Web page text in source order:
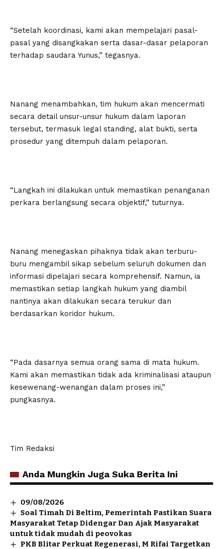
“Setelah koordinasi, kami akan mempelajari pasal-
pasal yang disangkakan serta dasar-dasar pelaporan
terhadap saudara Yunus,” tegasnya.
Nanang menambahkan, tim hukum akan mencermati
secara detail unsur-unsur hukum dalam laporan
tersebut, termasuk legal standing, alat bukti, serta
prosedur yang ditempuh dalam pelaporan.
“Langkah ini dilakukan untuk memastikan penanganan
perkara berlangsung secara objektif,” tuturnya.
Nanang menegaskan pihaknya tidak akan terburu-
buru mengambil sikap sebelum seluruh dokumen dan
informasi dipelajari secara komprehensif. Namun, ia
memastikan setiap langkah hukum yang diambil
nantinya akan dilakukan secara terukur dan
berdasarkan koridor hukum.
“Pada dasarnya semua orang sama di mata hukum.
Kami akan memastikan tidak ada kriminalisasi ataupun
kesewenang-wenangan dalam proses ini,”
pungkasnya.
Tim Redaksi
Anda Mungkin Juga Suka Berita Ini
09/08/2026
Soal Timah Di Beltim, Pemerintah Pastikan Suara
Masyarakat Tetap Didengar Dan Ajak Masyarakat
untuk tidak mudah di peovokas
PKB Blitar Perkuat Regenerasi, M Rifai Targetkan